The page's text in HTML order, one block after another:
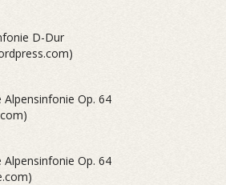
D-Dur
Alpensinfonie Op. 64
Alpensinfonie Op. 64